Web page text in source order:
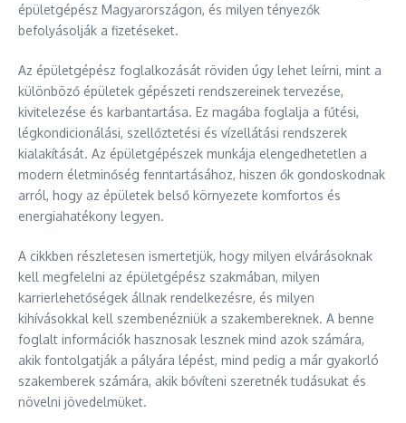
épületgépész Magyarországon, és milyen tényezők
befolyásolják a fizetéseket.
Az épületgépész foglalkozását röviden úgy lehet leírni, mint a
különböző épületek gépészeti rendszereinek tervezése,
kivitelezése és karbantartása. Ez magába foglalja a fűtési,
légkondicionálási, szellőztetési és vízellátási rendszerek
kialakítását. Az épületgépészek munkája elengedhetetlen a
modern életminőség fenntartásához, hiszen ők gondoskodnak
arról, hogy az épületek belső környezete komfortos és
energiahatékony legyen.
A cikkben részletesen ismertetjük, hogy milyen elvárásoknak
kell megfelelni az épületgépész szakmában, milyen
karrierlehetőségek állnak rendelkezésre, és milyen
kihívásokkal kell szembenézniük a szakembereknek. A benne
foglalt információk hasznosak lesznek mind azok számára,
akik fontolgatják a pályára lépést, mind pedig a már gyakorló
szakemberek számára, akik bővíteni szeretnék tudásukat és
növelni jövedelmüket.